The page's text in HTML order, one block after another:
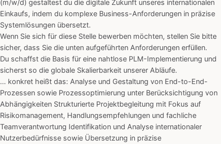
(m/w/d) gestaltest du die digitale Zukunft unseres internationalen
Einkaufs, indem du komplexe Business-Anforderungen in präzise
Systemlösungen übersetzt.
Wenn Sie sich für diese Stelle bewerben möchten, stellen Sie bitte
sicher, dass Sie die unten aufgeführten Anforderungen erfüllen.
Du schaffst die Basis für eine nahtlose PLM-Implementierung und
sicherst so die globale Skalierbarkeit unserer Abläufe.
… konkret heißt das: Analyse und Gestaltung von End-to-End-
Prozessen sowie Prozessoptimierung unter Berücksichtigung von
Abhängigkeiten Strukturierte Projektbegleitung mit Fokus auf
Risikomanagement, Handlungsempfehlungen und fachliche
Teamverantwortung Identifikation und Analyse internationaler
Nutzerbedürfnisse sowie Übersetzung in präzise